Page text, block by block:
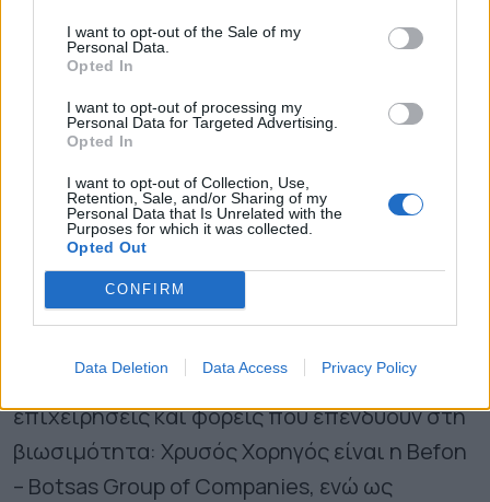
I want to opt-out of the Sale of my
Personal Data.
Opted In
I want to opt-out of processing my
Personal Data for Targeted Advertising.
Opted In
I want to opt-out of Collection, Use,
Retention, Sale, and/or Sharing of my
Personal Data that Is Unrelated with the
Purposes for which it was collected.
Opted Out
CONFIRM
Data Deletion Data Access Privacy Policy
Το Olympia Forum VI πραγματοποιείται με τη
συνδιοργάνωση της Περιφέρειας Δυτικής
Ελλάδας, της ΚΕΔΕ, του Δήμου Αρχαίας
Ολυμπίας, του Πράσινου Ταμείου, του
Πανεπιστημίου Πατρών, του Δήμου Πύργου,
της ΕΝΠΕ και της ΠΕΔΔΕ τελώντας
παράλληλα υπό την αιγίδα του Υπουργείου
Εσωτερικών, του Υπουργείου Υποδομών και
Μεταφορών και του Υπουργείου
της διοργάνωσης βρίσκονται κορυφαίες
επιχειρήσεις και φορείς που επενδύουν στη
βιωσιμότητα: Χρυσός Χορηγός είναι η Befon
– Botsas Group of Companies, ενώ ως